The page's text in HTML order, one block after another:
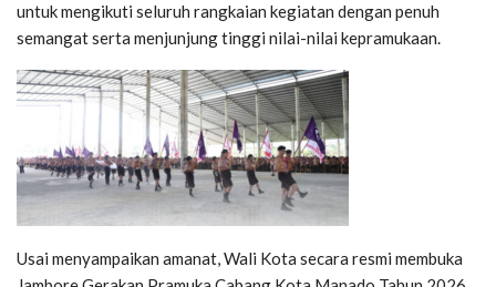
untuk mengikuti seluruh rangkaian kegiatan dengan penuh
semangat serta menjunjung tinggi nilai-nilai kepramukaan.
Usai menyampaikan amanat, Wali Kota secara resmi membuka